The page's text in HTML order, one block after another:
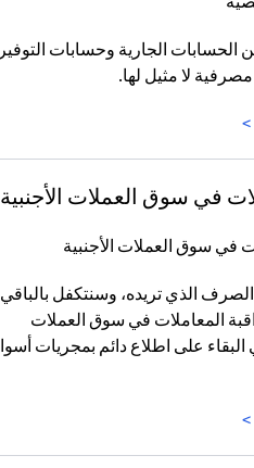
الجارية وحسابات التوفير
لا مثيل لها.
>
في سوق العملات الأجنبية
الذي تريده، وسنتكفل
المعاملات في سوق العملات
البقاء على اطلاع دائم بمجريات
>